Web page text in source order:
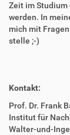
Zeit im
werden. In
mich mit
stelle ;-)
Kontakt:
Prof. Dr. Frank
Institut für
Walter-und-